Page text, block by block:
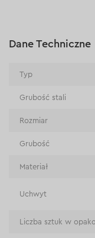
Płatność na
Dane Techniczne
Typ
Grubość stali
Rozmiar
Grubość
Materiał
Uchwyt
Liczba sztuk w